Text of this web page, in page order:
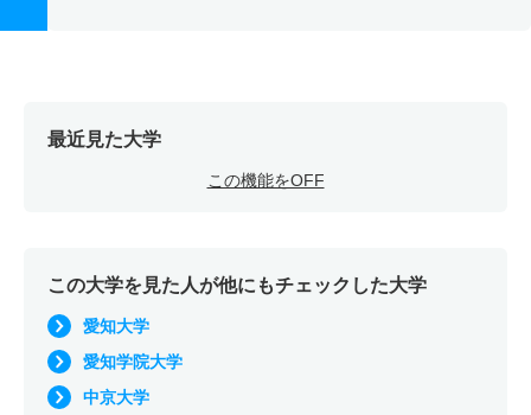
最近見た大学
この機能をOFF
この大学を見た人が他にもチェックした大学
愛知大学
愛知学院大学
中京大学